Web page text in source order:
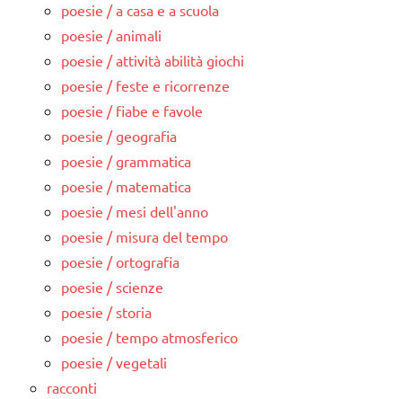
poesie / a casa e a scuola
poesie / animali
poesie / attività abilità giochi
poesie / feste e ricorrenze
poesie / fiabe e favole
poesie / geografia
poesie / grammatica
poesie / matematica
poesie / mesi dell'anno
poesie / misura del tempo
poesie / ortografia
poesie / scienze
poesie / storia
poesie / tempo atmosferico
poesie / vegetali
racconti